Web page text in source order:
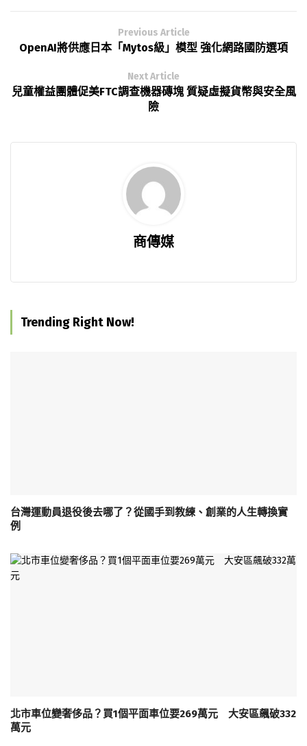
Previous Article
OpenAI將供應日本「Mytos級」模型 強化網路國防選項
Next Article
兒童權益團體促美FTC調查機器磚塊 質疑虛擬貨幣與安全風
險
商傳媒
Trending Right Now!
台灣運動員退役後去哪了？從國手到教練、創業的人生轉換實
例
北市車位變奢侈品？買1個平面車位要269萬元 大安區飆破332
萬元